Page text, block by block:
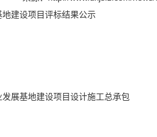
建设项目评标结果公示
展基地建设项目设计施工总承包